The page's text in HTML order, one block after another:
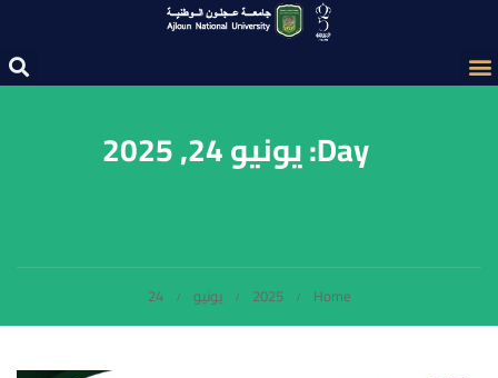
Day: يونيو 24, 2025
Home
2025 يونيو 24